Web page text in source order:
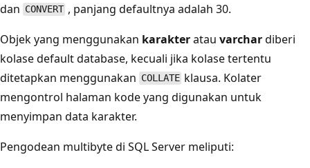
dan CONVERT , panjang defaultnya adalah 30.
Objek yang menggunakan karakteratau varchardiberi
kolase default database, kecuali jika kolase tertentu
ditetapkan menggunakan COLLATE klausa. Kolater
mengontrol halaman kode yang digunakan untuk
menyimpan data karakter.
Pengodean multibyte di SQL Server meliputi: